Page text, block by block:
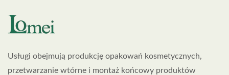
Usługi obejmują produkcję opakowań kosmetycznych,
przetwarzanie wtórne i montaż końcowy produktów